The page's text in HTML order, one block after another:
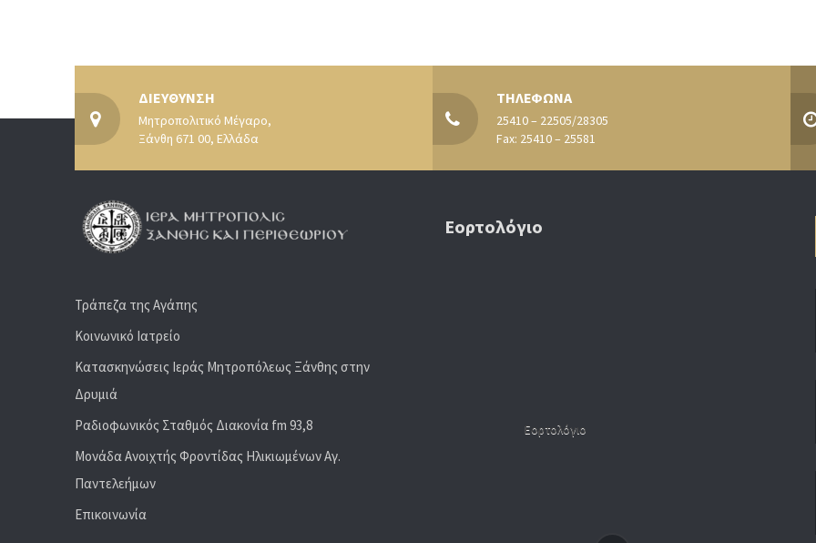
ΔΙΕΥΘΥΝΣΗ
Μητροπολιτικό Μέγαρο,
Ξάνθη 671 00, Ελλάδα
ΤΗΛΕΦΩΝΑ
25410 – 22505/28305
Fax: 25410 – 25581
Τράπεζα της Αγάπης
Κοινωνικό Ιατρείο
Κατασκηνώσεις Ιεράς Μητροπόλεως Ξάνθης στην
Δρυμιά
Ραδιoφωνικός Σταθμός Διακονία fm 93,8
Μονάδα Ανοιχτής Φροντίδας Ηλικιωμένων Αγ.
Παντελεήμων
Επικοινωνία
Εορτολόγιο
Εορτολόγιο